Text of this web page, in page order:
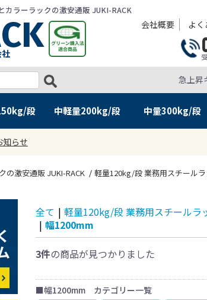
カラーラックの激安通販 JUKI-RACK
会社概要 よ
急上昇
段 中軽量200kg/段 中量300kg/段
知らせ
の激安通販 JUKI-RACK 軽量120kg/段 業務用スチール
全て | 軽量120kg/段 業務用スチールラ
| 幅1200mm
3件の商品が見つかりました
■幅1200mm カテゴリー一覧